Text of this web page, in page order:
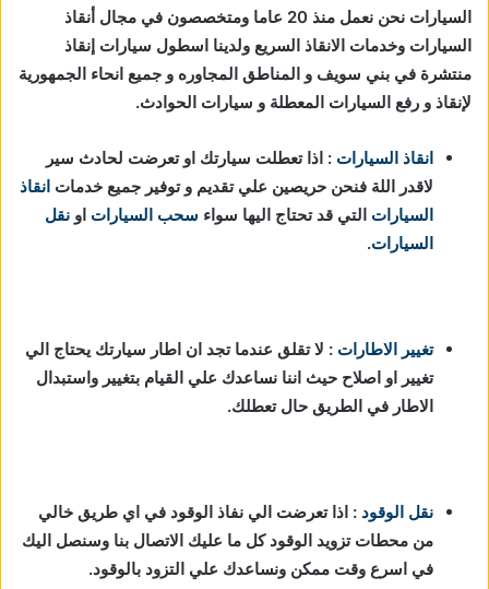
السيارات نحن نعمل منذ 20 عاما ومتخصصون في مجال أنقاذ
السيارات وخدمات الانقاذ السريع ولدينا اسطول سيارات إنقاذ
منتشرة في بني سويف و المناطق المجاوره و جميع انحاء الجمهورية
لإنقاذ و رفع السيارات المعطلة و سيارات الحوادث.
انقاذ السيارات : اذا تعطلت سيارتك او تعرضت لحادث سير
لاقدر اللة فنحن حريصين علي تقديم و توفير جميع خدمات انقاذ
السيارات التي قد تحتاج اليها سواء سحب السيارات او نقل
السيارات.
تغيير الاطارات : لا تقلق عندما تجد ان اطار سيارتك يحتاج الي
تغيير او اصلاح حيث اننا نساعدك علي القيام بتغيير واستبدال
الاطار في الطريق حال تعطلك.
نقل الوقود : اذا تعرضت الي نفاذ الوقود في اي طريق خالي
من محطات تزويد الوقود كل ما عليك الاتصال بنا وسنصل اليك
في اسرع وقت ممكن ونساعدك علي التزود بالوقود.